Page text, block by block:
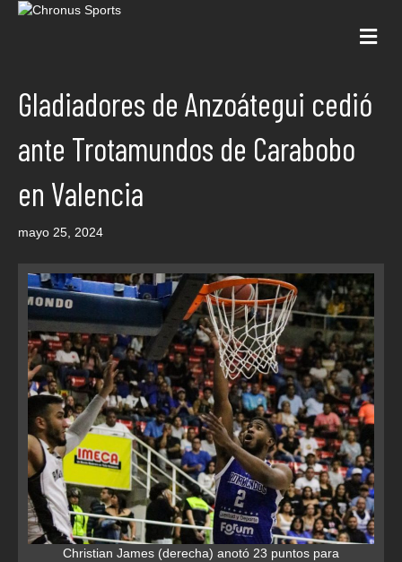
Gladiadores de Anzoátegui cedió
ante Trotamundos de Carabobo
en Valencia
mayo 25, 2024
Christian James (derecha) anotó 23 puntos para